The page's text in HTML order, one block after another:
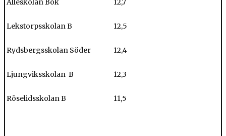
Alléskolan Bok 12,7
Lekstorpsskolan B 12,5
Rydsbergsskolan Söder 12,4
Ljungviksskolan B 12,3
Röselidsskolan B 11,5